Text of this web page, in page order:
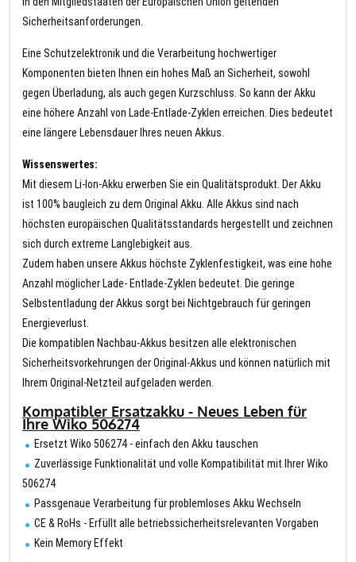
Sicherheitsanforderungen.
Eine Schutzelektronik und die Verarbeitung hochwertiger
Komponenten bieten Ihnen ein hohes Maß an Sicherheit, sowohl
gegen Überladung, als auch gegen Kurzschluss. So kann der Akku
eine höhere Anzahl von Lade-Entlade-Zyklen erreichen. Dies bedeutet
eine längere Lebensdauer Ihres neuen Akkus.
Wissenswertes:
Mit diesem Li-Ion-Akku erwerben Sie ein Qualitätsprodukt. Der Akku
ist 100% baugleich zu dem Original Akku. Alle Akkus sind nach
höchsten europäischen Qualitätsstandards hergestellt und zeichnen
sich durch extreme Langlebigkeit aus.
Zudem haben unsere Akkus höchste Zyklenfestigkeit, was eine hohe
Anzahl möglicher Lade- Entlade-Zyklen bedeutet. Die geringe
Selbstentladung der Akkus sorgt bei Nichtgebrauch für geringen
Energieverlust.
Die kompatiblen Nachbau-Akkus besitzen alle elektronischen
Sicherheitsvorkehrungen der Original-Akkus und können natürlich mit
Ihrem Original-Netzteil aufgeladen werden.
Kompatibler Ersatzakku - Neues Leben für
Ihre Wiko 506274
Ersetzt Wiko 506274 - einfach den Akku tauschen
Zuverlässige Funktionalität und volle Kompatibilität mit Ihrer Wiko
506274
Passgenaue Verarbeitung für problemloses Akku Wechseln
CE & RoHs - Erfüllt alle betriebssicherheitsrelevanten Vorgaben
Kein Memory Effekt